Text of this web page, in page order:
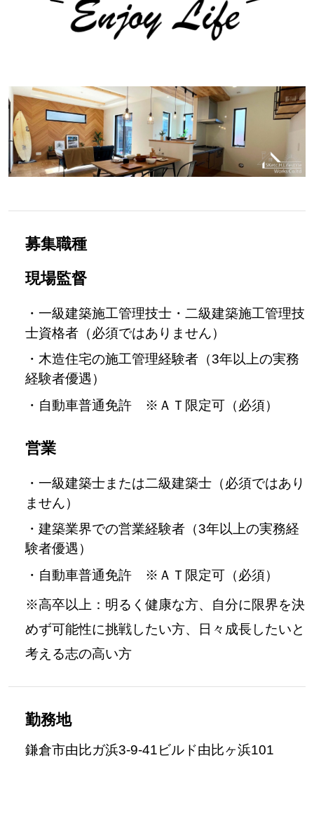
募集職種
現場監督
・一級建築施工管理技士・二級建築施工管理技
士資格者（必須ではありません）
・木造住宅の施工管理経験者（3年以上の実務
経験者優遇）
・自動車普通免許 ※ＡＴ限定可（必須）
営業
・一級建築士または二級建築士（必須ではあり
ません）
・建築業界での営業経験者（3年以上の実務経
験者優遇）
・自動車普通免許 ※ＡＴ限定可（必須）
※高卒以上：明るく健康な方、自分に限界を決
めず可能性に挑戦したい方、日々成長したいと
考える志の高い方
勤務地
鎌倉市由比ガ浜3-9-41ビルド由比ヶ浜101